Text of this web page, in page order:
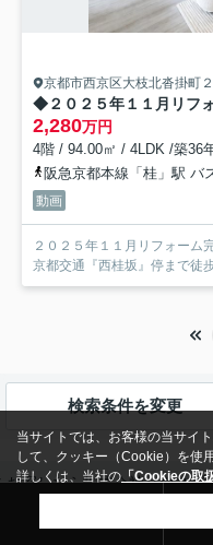
京都市西京区大枝北沓掛町
2,280万円
4階 / 94.00㎡ / 4LDK /築36
阪急京都本線「桂」駅 バ
動画
２０２５年１１月リフォーム
京都交通『西桂坂』停まで徒
検索条件を変更
探しなら株式会社ハウスプ
当サイトでは、お客様の当サイ
して、クッキー（Cookie）を使
詳しくは、当社の「Cookieの取